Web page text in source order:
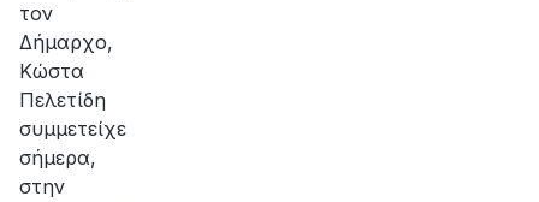
τον
Δήμαρχο,
Κώστα
Πελετίδη
συμμετείχε
σήμερα,
στην